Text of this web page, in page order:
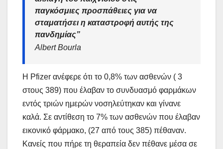
παγκόσμιες προσπάθειες για να
σταματήσει η καταστροφή αυτής της
πανδημίας”
Albert Bourla
Η Pfizer ανέφερε ότι το 0,8% των ασθενών ( 3
στους 389) που έλαβαν το συνδυασμό φαρμάκων
εντός τριών ημερών νοσηλεύτηκαν και γίνανε
καλά. Σε αντίθεση το 7% των ασθενών που έλαβαν
εικονικό φάρμακο, (27 από τους 385) πέθαναν.
Κανείς που πήρε τη θεραπεία δεν πέθανε μέσα σε